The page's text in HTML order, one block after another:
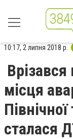
10:17, 2 липня 2018 р.
Врізався
місця
сталася